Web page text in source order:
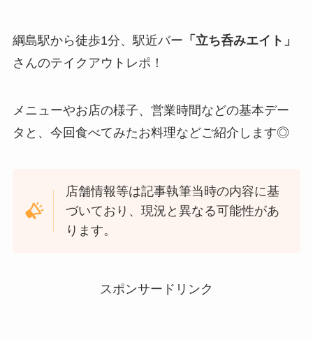
綱島駅から徒歩1分、駅近バー 「立ち呑みエイト」
さんのテイクアウトレポ！
メニューやお店の様子、営業時間などの基本デー
タと、今回食べてみたお料理などご紹介します◎
店舗情報等は記事執筆当時の内容に基
づいており、現況と異なる可能性があ
ります。
スポンサードリンク